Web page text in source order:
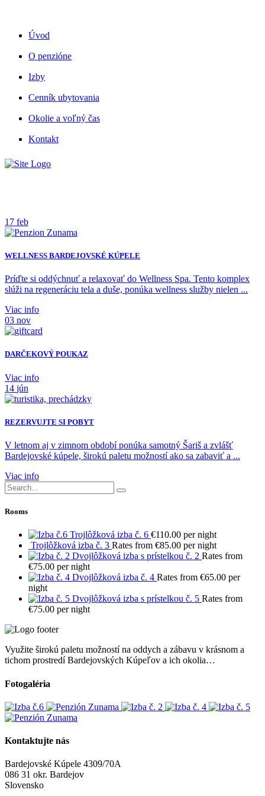
contentÚvod
O penzióne
Izby
Cenník ubytovania
Okolie a voľný čas
Kontakt
17 feb
WELLNESS BARDEJOVSKÉ KÚPELE
Príďte si oddýchnuť a relaxovať do Wellness Spa. Tento komplex
slúži na regeneráciu tela a duše, ponúka wellness služby nielen ...
Viac info
03 nov
DARČEKOVÝ POUKAZ
Viac info
14 jún
REZERVUJTE SI POBYT
V letnom aj v zimnom období ponúka samotný Šariš a zvlášť
Bardejovské kúpele, širokú paletu možností ako sa zabaviť a ...
Viac info
Rooms
Trojlôžková izba č. 6 €110.00 per night
Trojlôžková izba č. 3 Rates from €85.00 per night
Dvojlôžková izba s prístelkou č. 2 Rates from
€75.00 per night
Dvojlôžková izba č. 4 Rates from €65.00 per
night
Dvojlôžková izba s prístelkou č. 5 Rates from
€75.00 per night
Využite širokú paletu možností na oddych a zábavu v krásnom a
tichom prostredí Bardejovských Kúpeľov a ich okolia…
Fotogaléria
Kontaktujte nás
Bardejovské Kúpele 4309/70A
086 31 okr. Bardejov
Slovensko